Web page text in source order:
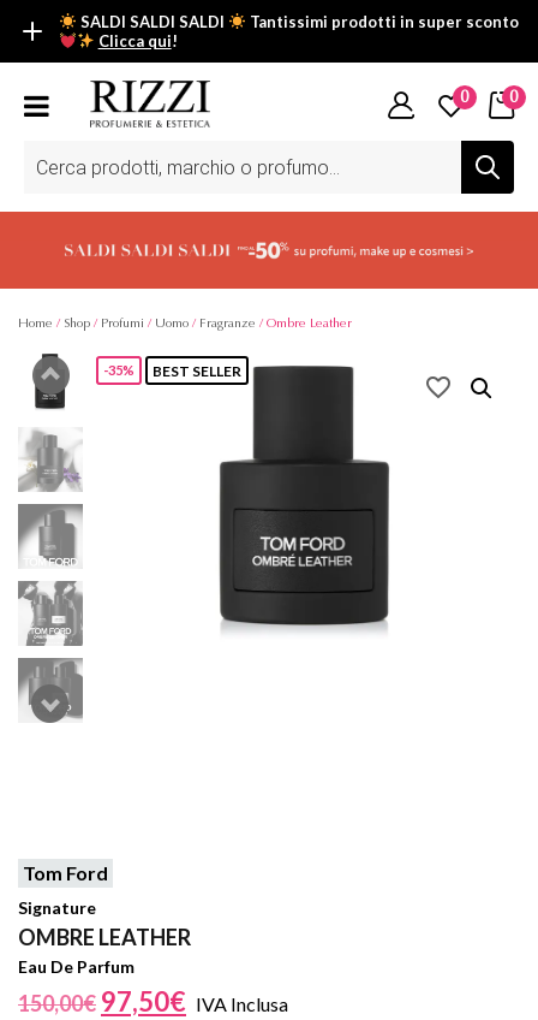
SALDI SALDI SALDI
Tantissimi prodotti in super sconto
Clicca qui!
SALDI SALDI SALDI
Fino al -50% su tantissimi prodotti beauty nella sezione saldi: il
Scopri tutti i prodotti in super saldo!Clicca qui
prodotti
0 0
Home / Shop / Profumi / Uomo / Fragranze / Ombre Leather
-35% BEST SELLER
Tom Ford
Signature
OMBRE LEATHER
Eau De Parfum
150,00€ 97,50€ IVA Inclusa